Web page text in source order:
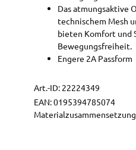
Das atmungsaktive
technischem Mesh
bieten Komfort und
Bewegungsfreiheit.
Engere 2A Passform
Art.-ID: 22224349
EAN:0195394785074